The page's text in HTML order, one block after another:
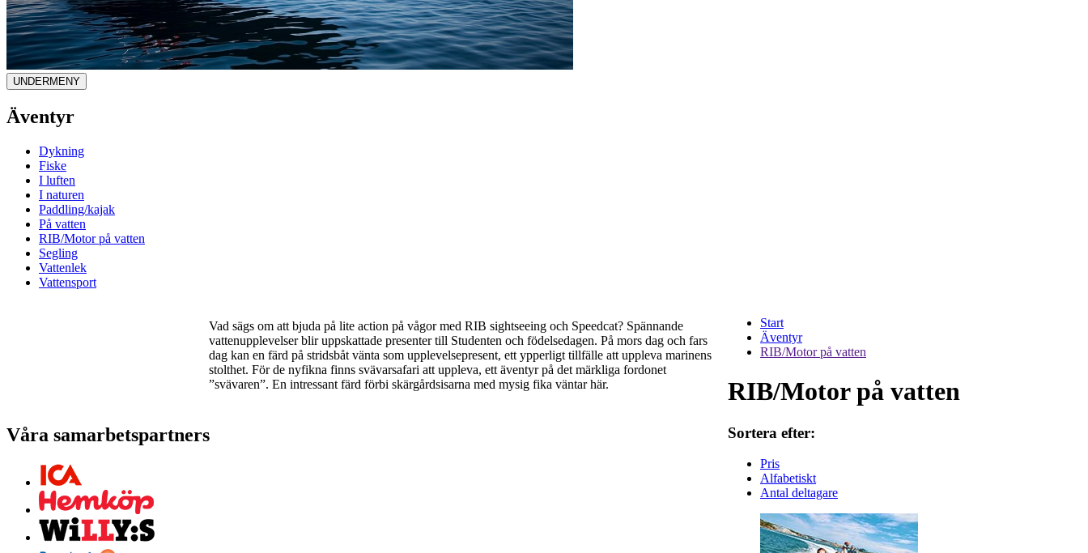
UNDERMENY
Äventyr
Dykning
Fiske
I luften
I naturen
Paddling/kajak
På vatten
RIB/Motor på vatten
Segling
Vattenlek
Vattensport
Start
Äventyr
RIB/Motor på vatten
RIB/Motor på vatten
Sortera efter:
Pris
Alfabetiskt
Antal deltagare
Vad sägs om att bjuda på lite action på vågor med RIB sightseeing och Speedcat? Spännande
vattenupplevelser blir uppskattade presenter till Studenten och födelsedagen. På mors dag och fars
dag kan en färd på stridsbåt vänta som upplevelsepresent, ett ypperligt tillfälle att uppleva marinens
stolthet. För de nyfikna finns svävarsafari att uppleva, ett äventyr på det märkliga fordonet
”svävaren”. En intressant färd förbi skärgårdsisarna med mysig fika väntar här.
Våra samarbetspartners